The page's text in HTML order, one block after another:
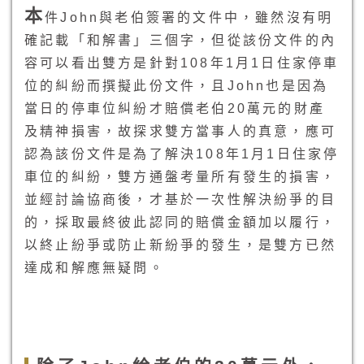
本件John與老伯簽署的文件中，雖然沒有明
確記載「和解書」三個字，但從該份文件的內
容可以看出雙方是針對108年1月1日住家停車
位的糾紛而撰擬此份文件，且John也是因為
當日的停車位糾紛才賠償老伯20萬元的財產
及精神損害，故探求雙方當事人的真意，應可
認為該份文件是為了解決108年1月1日住家停
車位的糾紛，雙方通盤考量所有發生的損害，
並經討論協商後，才基於一次性解決紛爭的目
的，採取最終彼此認同的賠償金額加以履行，
以終止紛爭或防止新紛爭的發生，是雙方已然
達成和解應無疑問。